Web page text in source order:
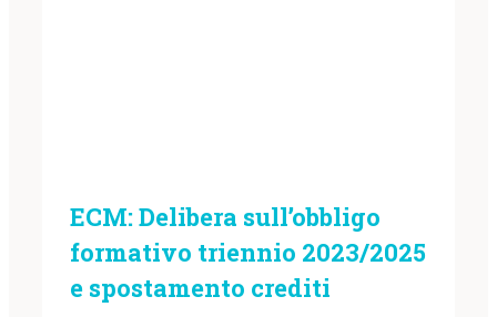
ECM: Delibera sull’obbligo
formativo triennio 2023/2025
e spostamento crediti